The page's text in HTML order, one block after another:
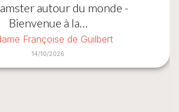
autour du monde -
Bienvenue à la…
Françoise de Guilbert
14/10/2026